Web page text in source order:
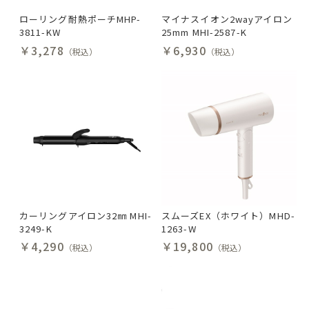
ローリング耐熱ポーチMHP-
3811-KW
￥3,278 （税込）
マイナスイオン2wayアイロン
25mm MHI-2587-K
￥6,930 （税込）
カーリングアイロン32㎜ MHI-
3249-K
￥4,290 （税込）
スムーズEX（ホワイト）MHD-
1263-W
￥19,800 （税込）